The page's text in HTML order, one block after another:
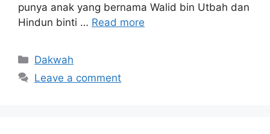
punya anak yang bernama Walid bin Utbah dan
Hindun binti … Read more
Categories
Dakwah
Leave a comment